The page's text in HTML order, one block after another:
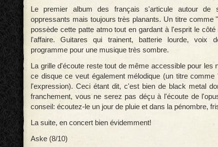
Le premier album des français s'articule autour de
oppressants mais toujours très planants. Un titre comme
possède cette patte atmo tout en gardant à l'esprit le
l'affaire. Guitares qui trainent, batterie lourde, voix
programme pour une musique très sombre.
La grille d'écoute reste tout de même accessible pour les
ce disque ce veut également mélodique (un titre comme
l'expression). Ceci étant dit, c'est bien de black metal
franchement, vous ne serez pas déçu à l'écoute de
conseil: écoutez-le un jour de pluie et dans la pénombre,
La suite, en concert bien évidemment!
Aske (8/10)